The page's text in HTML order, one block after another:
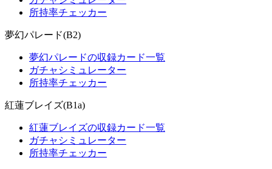
所持率チェッカー
夢幻パレード(B2)
夢幻パレードの収録カード一覧
ガチャシミュレーター
所持率チェッカー
紅蓮ブレイズ(B1a)
紅蓮ブレイズの収録カード一覧
ガチャシミュレーター
所持率チェッカー